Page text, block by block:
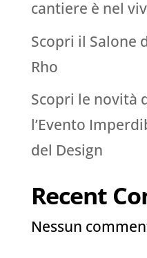
cantiere è nel
Scopri il Salone
Rho
Scopri le novità
l’Evento
del Design
Recent
Nessun